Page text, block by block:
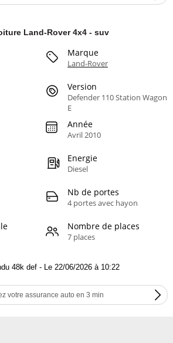
Land-Rover 4x4 - suv
Marque
Land-Rover
Version
Defender 110 Station Wagon
E
Année
Avril 2010
Energie
Diesel
Nb de portes
4 portes avec hayon
Nombre de places
7 places
48k def - Le 22/06/2026 à 10:22
votre assurance auto en 3 min